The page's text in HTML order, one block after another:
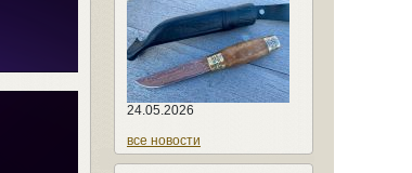
24.05.2026
все новости